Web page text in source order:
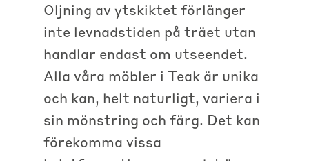
Oljning av ytskiktet förlänger
inte levnadstiden på träet utan
handlar endast om utseendet.
Alla våra möbler i Teak är unika
och kan, helt naturligt, variera i
sin mönstring och färg. Det kan
förekomma vissa